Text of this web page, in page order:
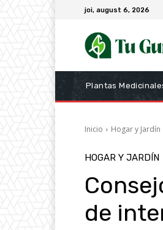
joi, august 6, 2026
Plantas
Inicio Hogar y Jardín
HOGAR Y JARDÍN
de